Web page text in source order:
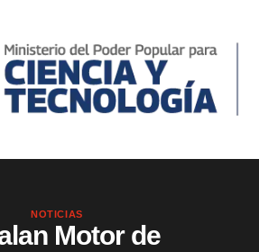
NOTICIAS
Motor de